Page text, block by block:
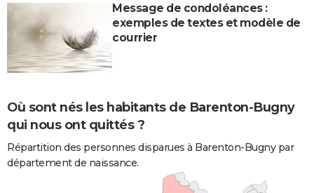
Message de condoléances :
exemples de textes et modèle de
courrier
Où sont nés les habitants de Barenton-Bugny
qui nous ont quittés ?
Répartition des personnes disparues à Barenton-Bugny par
département de naissance.